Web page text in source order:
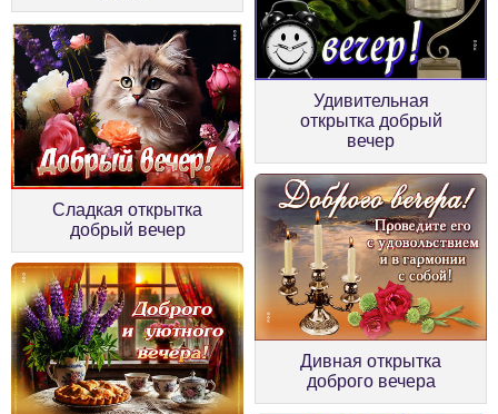
Удивительная
открытка добрый
вечер
Сладкая открытка
добрый вечер
Дивная открытка
доброго вечера